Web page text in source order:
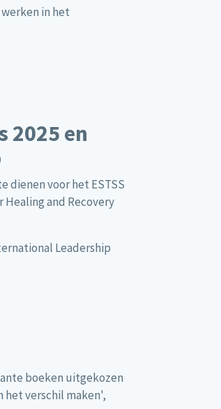
in het
2025 en
dienen voor het ESTSS
Healing and Recovery
Leadership
boeken uitgekozen
het verschil maken',